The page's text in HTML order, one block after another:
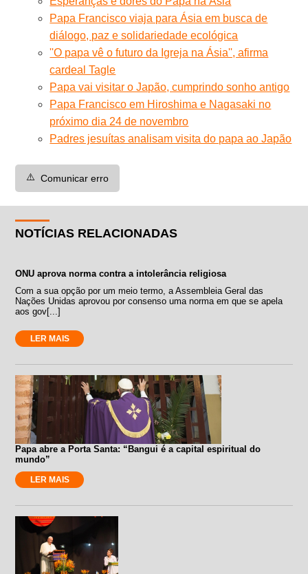
Papa Francisco viaja para Ásia em busca de
diálogo, paz e solidariedade ecológica
''O papa vê o futuro da Igreja na Ásia'', afirma
cardeal Tagle
Papa vai visitar o Japão, cumprindo sonho antigo
Papa Francisco em Hiroshima e Nagasaki no
próximo dia 24 de novembro
Padres jesuítas analisam visita do papa ao Japão
⚠️ Comunicar erro
NOTÍCIAS RELACIONADAS
ONU aprova norma contra a intolerância religiosa
Com a sua opção por um meio termo, a Assembleia Geral das
Nações Unidas aprovou por consenso uma norma em que se apela
aos gov[...]
LER MAIS
Papa abre a Porta Santa: “Bangui é a capital espiritual do
mundo”
LER MAIS